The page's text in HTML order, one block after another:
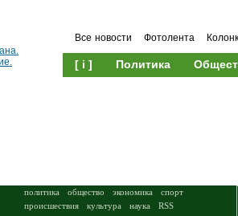
Все новости Фотолента
[ i ] Политика
политика общество экономика
спорт
происшествия
культура наука
RSS